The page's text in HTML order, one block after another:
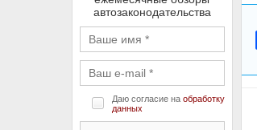
автозаконодательства
Даю согласие на обработку
данных